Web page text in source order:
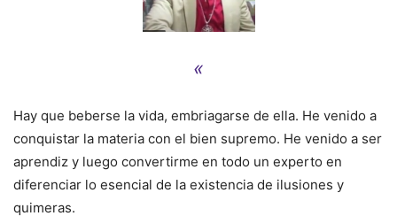
«
Hay que beberse la vida, embriagarse de ella. He venido a
conquistar la materia con el bien supremo. He venido a ser
aprendiz y luego convertirme en todo un experto en
diferenciar lo esencial de la existencia de ilusiones y
quimeras.